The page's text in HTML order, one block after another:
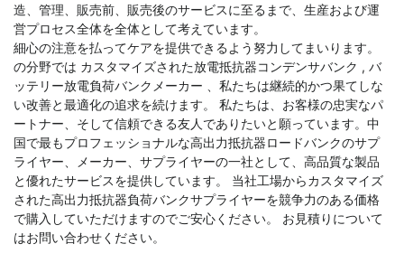
造、管理、販売前、販売後のサービスに至るまで、生産および運
営プロセス全体を全体として考えています。
細心の注意を払ってケアを提供できるよう努力してまいります。
の分野では カスタマイズされた放電抵抗器コンデンサバンク , バ
ッテリー放電負荷バンクメーカー
、私たちは継続的かつ果てしな
い改善と最適化の追求を続けます。 私たちは、お客様の忠実なパ
ートナー、そして信頼できる友人でありたいと願っています。中
国で最もプロフェッショナルな高出力抵抗器ロードバンクのサプ
ライヤー、メーカー、サプライヤーの一社として、高品質な製品
と優れたサービスを提供しています。 当社工場からカスタマイズ
された高出力抵抗器負荷バンクサプライヤーを競争力のある価格
で購入していただけますのでご安心ください。 お見積りについて
はお問い合わせください。